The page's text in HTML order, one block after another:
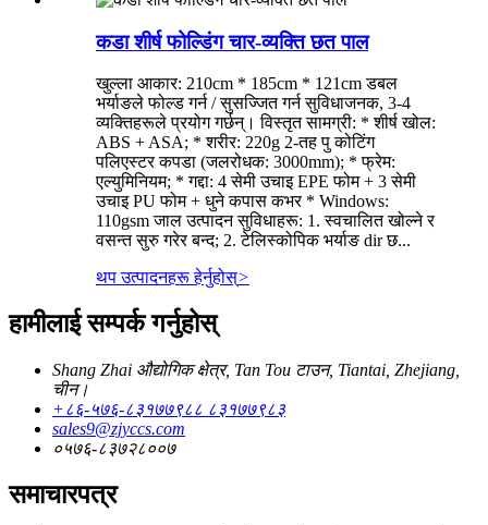
कडा शीर्ष फोल्डिंग चार-व्यक्ति छत पाल
खुल्ला आकार: 210cm * 185cm * 121cm डबल
भर्याङले फोल्ड गर्न / सुसज्जित गर्न सुविधाजनक, 3-4
व्यक्तिहरूले प्रयोग गर्छन्। विस्तृत सामग्री: * शीर्ष खोल:
ABS + ASA; * शरीर: 220g 2-तह पु कोटिंग
पलिएस्टर कपडा (जलरोधक: 3000mm); * फ्रेम:
एल्युमिनियम; * गद्दा: 4 सेमी उचाइ EPE फोम + 3 सेमी
उचाइ PU फोम + धुने कपास कभर * Windows:
110gsm जाल उत्पादन सुविधाहरू: 1. स्वचालित खोल्ने र
वसन्त सुरु गरेर बन्द; 2. टेलिस्कोपिक भर्याङ dir छ...
थप उत्पादनहरू हेर्नुहोस्>
हामीलाई सम्पर्क गर्नुहोस्
Shang Zhai औद्योगिक क्षेत्र, Tan Tou टाउन, Tiantai, Zhejiang,
चीन।
+८६-५७६-८३१७७९८८ ८३१७७९८३
sales9@zjyccs.com
०५७६-८३७२८००७
समाचारपत्र